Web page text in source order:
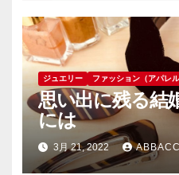
ジュエリー ファッション（アパレル
思い出に残る結
には
3月 21, 2022